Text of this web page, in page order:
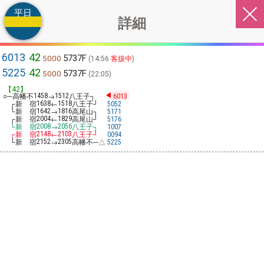
詳細
平日
6013 42 5000 5737F 14:56 客扱中
5225 42 5000 5737F 22:05
【42】
○─高幡不1458→1512八王子┐ 6013
┌新 宿1638←1518八王子┘ 5052
└新 宿1642→1816高尾山┐ 5171
┌新 宿2004←1829高尾山┘ 5176
└新 宿2008→2056八王子┐ 1007
┌新 宿2148←2103八王子┘ 0094
└新 宿2152→2305高幡不─△ 5225